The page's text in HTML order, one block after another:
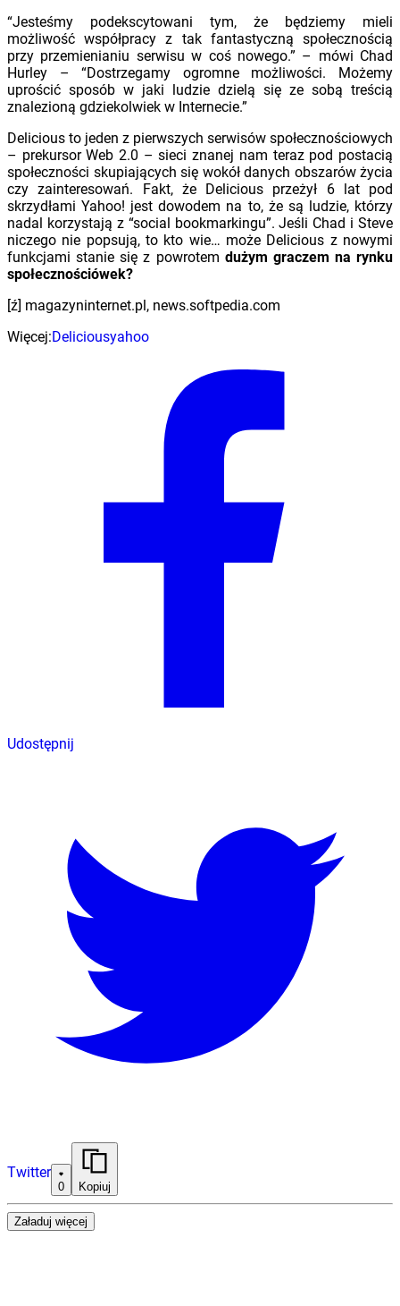
“Jesteśmy podekscytowani tym, że będziemy mieli
możliwość współpracy z tak fantastyczną społecznością
przy przemienianiu serwisu w coś nowego.” – mówi Chad
Hurley – “Dostrzegamy ogromne możliwości. Możemy
uprościć sposób w jaki ludzie dzielą się ze sobą treścią
znalezioną gdziekolwiek w Internecie.”
Delicious to jeden z pierwszych serwisów społecznościowych
– prekursor Web 2.0 – sieci znanej nam teraz pod postacią
społeczności skupiających się wokół danych obszarów życia
czy zainteresowań. Fakt, że Delicious przeżył 6 lat pod
skrzydłami Yahoo! jest dowodem na to, że są ludzie, którzy
nadal korzystają z “social bookmarkingu”. Jeśli Chad i Steve
niczego nie popsują, to kto wie… może Delicious z nowymi
funkcjami stanie się z powrotem dużym graczem na rynku
społecznościówek?
[ź] magazyninternet.pl, news.softpedia.com
Więcej:Deliciousyahoo
Udostępnij
Twitter
0 Kopiuj
Załaduj więcej